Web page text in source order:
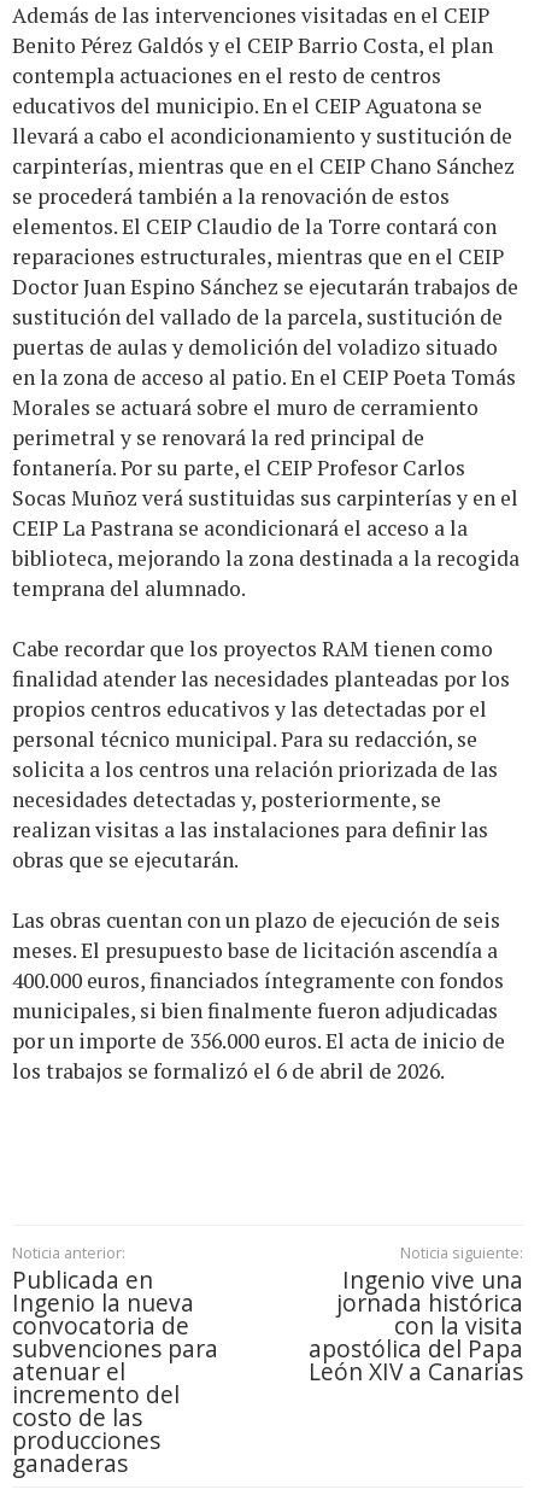
Además de las intervenciones visitadas en el CEIP
Benito Pérez Galdós y el CEIP Barrio Costa, el plan
contempla actuaciones en el resto de centros
educativos del municipio. En el CEIP Aguatona se
llevará a cabo el acondicionamiento y sustitución de
carpinterías, mientras que en el CEIP Chano Sánchez
se procederá también a la renovación de estos
elementos. El CEIP Claudio de la Torre contará con
reparaciones estructurales, mientras que en el CEIP
Doctor Juan Espino Sánchez se ejecutarán trabajos de
sustitución del vallado de la parcela, sustitución de
puertas de aulas y demolición del voladizo situado
en la zona de acceso al patio. En el CEIP Poeta Tomás
Morales se actuará sobre el muro de cerramiento
perimetral y se renovará la red principal de
fontanería. Por su parte, el CEIP Profesor Carlos
Socas Muñoz verá sustituidas sus carpinterías y en el
CEIP La Pastrana se acondicionará el acceso a la
biblioteca, mejorando la zona destinada a la recogida
temprana del alumnado.
Cabe recordar que los proyectos RAM tienen como
finalidad atender las necesidades planteadas por los
propios centros educativos y las detectadas por el
personal técnico municipal. Para su redacción, se
solicita a los centros una relación priorizada de las
necesidades detectadas y, posteriormente, se
realizan visitas a las instalaciones para definir las
obras que se ejecutarán.
Las obras cuentan con un plazo de ejecución de seis
meses. El presupuesto base de licitación ascendía a
400.000 euros, financiados íntegramente con fondos
municipales, si bien finalmente fueron adjudicadas
por un importe de 356.000 euros. El acta de inicio de
los trabajos se formalizó el 6 de abril de 2026.
Noticia anterior:
Publicada en
Ingenio la nueva
convocatoria de
subvenciones para
atenuar el
incremento del
costo de las
producciones
ganaderas
Noticia siguiente:
Ingenio vive una
jornada histórica
con la visita
apostólica del Papa
León XIV a Canarias